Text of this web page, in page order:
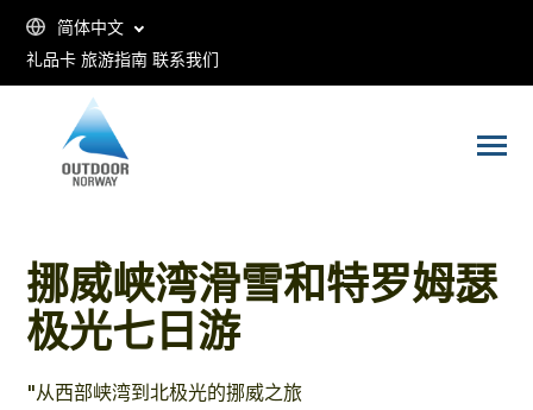
CONTENT
礼品卡 旅游指南 联系我们
简体中文
Toggle
挪威峡湾滑雪和特罗姆瑟
极光七日游
"从西部峡湾到北极光的挪威之旅